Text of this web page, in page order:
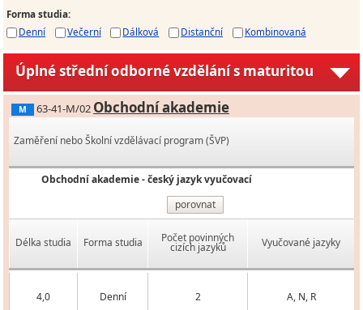
Forma studia:
Denní
Večerní Dálková Distanční Kombinovaná
Úplné střední odborné vzdělání s maturitou
M 63-41-M/02 Obchodní akademie
Zaměření nebo Školní vzdělávací program (ŠVP)
Obchodní akademie - český jazyk vyučovací
porovnat
Délka studia Forma studia Počet povinných
cizích jazyků Vyučované jazyky
4,0 Denní 2 A, N, R